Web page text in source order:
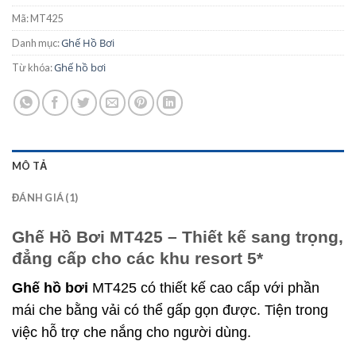
Mã:MT425
Danh mục:Ghế Hồ Bơi
Từ khóa:Ghế hồ bơi
MÔ TẢ
ĐÁNH GIÁ (1)
Ghế Hồ Bơi MT425 – Thiết kế sang trọng,
đẳng cấp cho các khu resort 5*
Ghế hồ bơi MT425 có thiết kế cao cấp với phần
mái che bằng vải có thể gấp gọn được. Tiện trong
việc hỗ trợ che nắng cho người dùng.